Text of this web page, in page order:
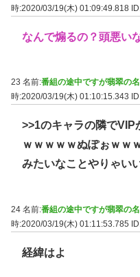
時:2020/03/19(木) 01:09:49.818
なんで煽るの？頭悪い
23 名前:番組の途中ですが翡翠の
時:2020/03/19(木) 01:10:15.343
>>1のキャラの隣でVIP
ｗｗｗｗｗぬぽぉｗｗ
みたいなことやりゃい
24 名前:番組の途中ですが翡翠の
時:2020/03/19(木) 01:11:53.785
経緯はよ